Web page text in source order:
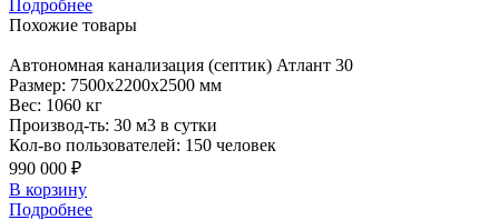
Подробнее
Похожие товары
Автономная канализация (септик) Атлант 30
Размер: 7500x2200x2500 мм
Вес: 1060 кг
Производ-ть: 30 м3 в сутки
Кол-во пользователей: 150 человек
990 000 ₽
В корзину
Подробнее